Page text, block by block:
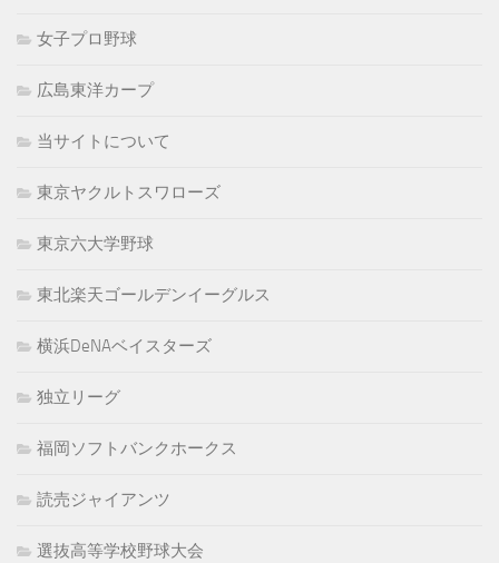
女子プロ野球
広島東洋カープ
当サイトについて
東京ヤクルトスワローズ
東京六大学野球
東北楽天ゴールデンイーグルス
横浜DeNAベイスターズ
独立リーグ
福岡ソフトバンクホークス
読売ジャイアンツ
選抜高等学校野球大会